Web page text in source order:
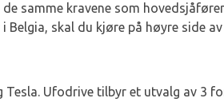
samme kravene som
skal du kjøre på høyre side av
Ufodrive tilbyr et utvalg av 3